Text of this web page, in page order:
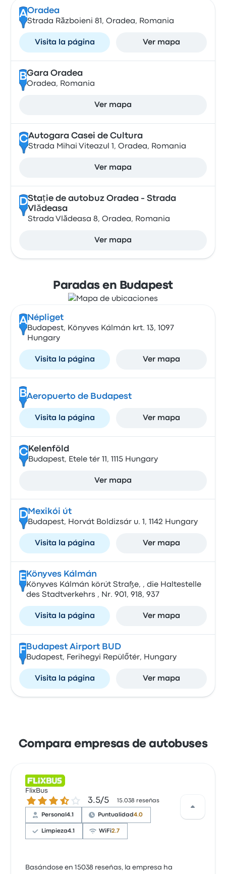
AOradea
Strada Războieni 81, Oradea, Romania
Visita la página Ver mapa
BGara Oradea
Oradea, Romania
Ver mapa
CAutogara Casei de Cultura
Strada Mihai Viteazul 1, Oradea, Romania
Ver mapa
DStație de autobuz Oradea - Strada
Vlădeasa
Strada Vlădeasa 8, Oradea, Romania
Ver mapa
Paradas en Budapest
A Népliget
Budapest, Könyves Kálmán krt. 13, 1097
Hungary
Visita la página Ver mapa
BAeropuerto de Budapest
Visita la página Ver mapa
CKelenföld
Budapest, Etele tér 11, 1115 Hungary
Ver mapa
DMexikói út
Budapest, Horvát Boldizsár u. 1, 1142 Hungary
Visita la página Ver mapa
E Könyves Kálmán
Könyves Kálmán körút Straße, , die Haltestelle
des Stadtverkehrs , Nr. 901, 918, 937
Visita la página Ver mapa
F Budapest Airport BUD
Budapest, Ferihegyi Repülőtér, Hungary
Visita la página Ver mapa
Compara empresas de autobuses
FlixBus
3.5 sobre 5 estrellas
3.5/5 15.038 reseñas
Personal4.1 Puntualidad4.0
Limpieza4.1 WiFi2.7
Basándose en 15038 reseñas, la empresa ha